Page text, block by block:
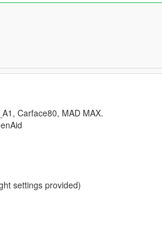
Carface80, MAD MAX.
settings provided)